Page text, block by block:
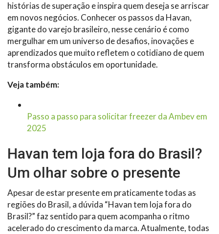
histórias de superação e inspira quem deseja se arriscar
em novos negócios. Conhecer os passos da Havan,
gigante do varejo brasileiro, nesse cenário é como
mergulhar em um universo de desafios, inovações e
aprendizados que muito refletem o cotidiano de quem
transforma obstáculos em oportunidade.
Veja também:
Passo a passo para solicitar freezer da Ambev em
2025
Havan tem loja fora do Brasil?
Um olhar sobre o presente
Apesar de estar presente em praticamente todas as
regiões do Brasil, a dúvida “Havan tem loja fora do
Brasil?” faz sentido para quem acompanha o ritmo
acelerado do crescimento da marca. Atualmente, todas